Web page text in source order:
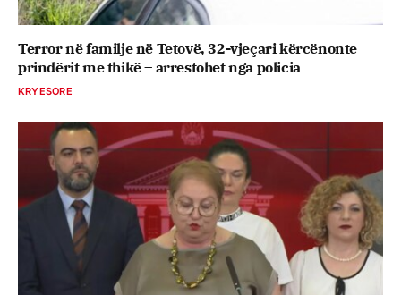
Terror në familje në Tetovë, 32-vjeçari kërcënonte
prindërit me thikë – arrestohet nga policia
KRYESORE